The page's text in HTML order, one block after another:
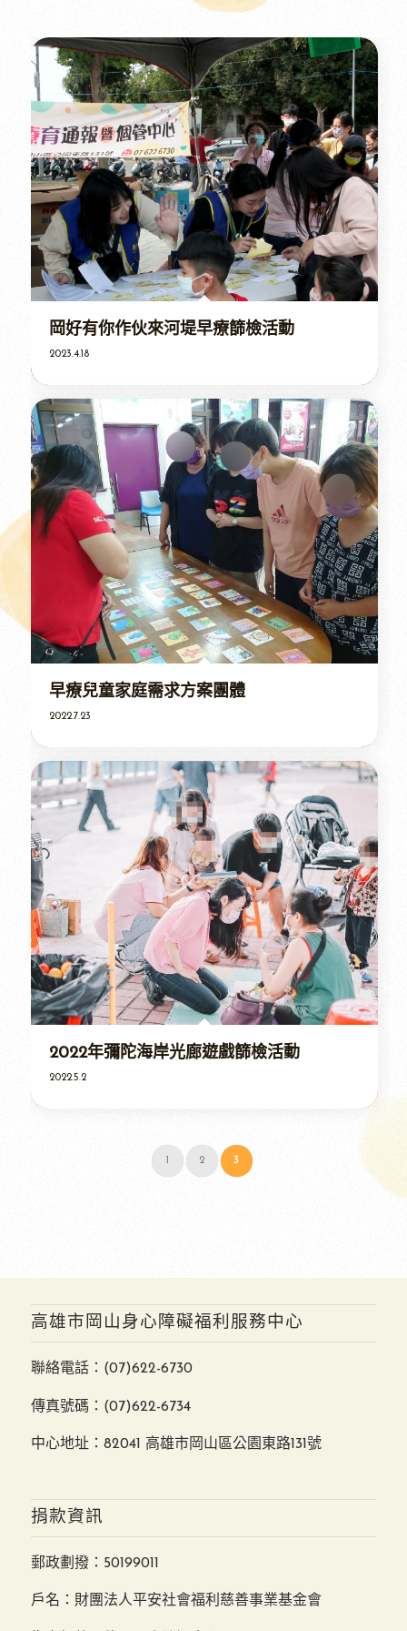
岡好有你作伙來河堤早療篩檢活動
2023.4.18
早療兒童家庭需求方案團體
2022.7.23
2022年彌陀海岸光廊遊戲篩檢活動
2022.5.2
1 2 3
高雄市岡山身心障礙福利服務中心
聯絡電話： (07)622-6730
傳真號碼：(07)622-6734
中心地址：82041 高雄市岡山區公園東路131號
捐款資訊
郵政劃撥：50199011
戶名：財團法人平安社會福利慈善事業基金會